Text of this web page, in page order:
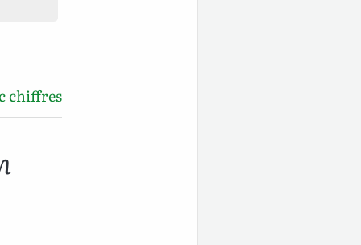
chiffres